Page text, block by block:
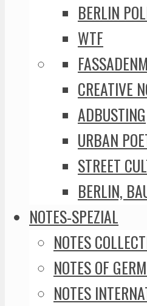
BERLIN
WTF
CREATIVE
ADBUSTING
URBAN
STREET
BERLIN,
NOTES-SPEZIAL
NOTES
NOTES OF
NOTES